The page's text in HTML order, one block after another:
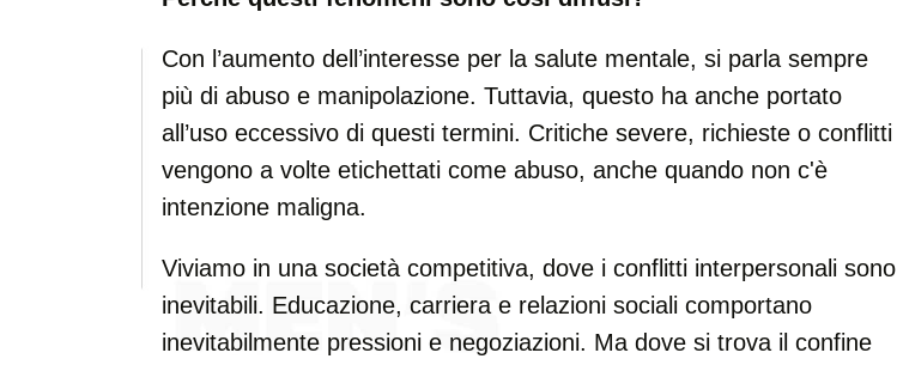
Con l’aumento dell’interesse per la salute mentale, si parla sempre
più di abuso e manipolazione. Tuttavia, questo ha anche portato
all’uso eccessivo di questi termini. Critiche severe, richieste o conflitti
vengono a volte etichettati come abuso, anche quando non c'è
intenzione maligna.
Viviamo in una società competitiva, dove i conflitti interpersonali sono
inevitabili. Educazione, carriera e relazioni sociali comportano
inevitabilmente pressioni e negoziazioni. Ma dove si trova il confine